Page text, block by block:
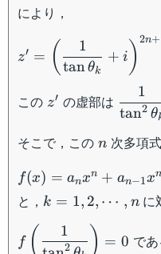
により，
z'=\left(\dfrac{1}
z′ = ( tanθk
1
+ i ) 2n+
この z'
z′ の虚部は
tan2 θ
1
そこで，この n
n 次多項
f(x)=a_nx^n+a_{n-
1}x^{n-1}+\cdots
+a_0=0
f(x) = anxn + an−1xn
と， k=1,2,\cdots,n
k = 1, 2, ⋯ , nに
f\left(\dfrac{1}
f ( 2
1 ) = 0 であ